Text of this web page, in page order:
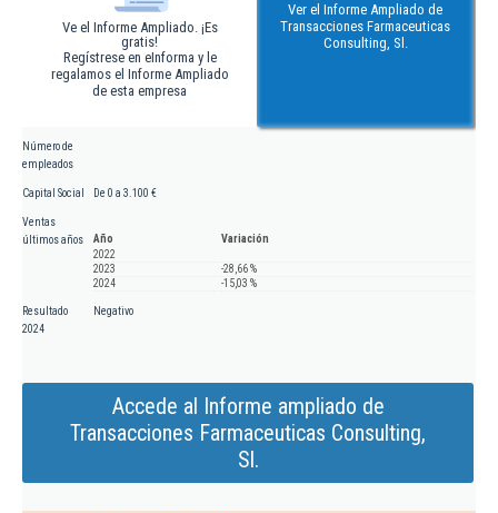
Ve el Informe Ampliado. ¡Es
gratis!
Regístrese en eInforma y le
regalamos el Informe Ampliado
de esta empresa
Ver el Informe Ampliado de
Transacciones Farmaceuticas
Consulting, Sl.
Número de
empleados
Capital Social De 0 a 3.100 €
Ventas
últimos años
Año
Variación
2022
2023
-28,66 %
2024
-15,03 %
Resultado
2024
Negativo
Accede al Informe ampliado de
Transacciones Farmaceuticas Consulting,
Sl.